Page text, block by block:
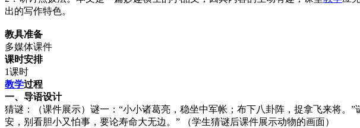
出的写作特色。
教具准备
多媒体课件
课时安排
1课时
教学过程
一、导语设计
猜谜：（课件展示）谜一：“小小诸葛亮，稳坐中军帐；布下八卦阵，捉拿飞来将。
安，别看胆小又怕事，要论寿命大无边。”
（学生猜谜后课件展示动物的画面）